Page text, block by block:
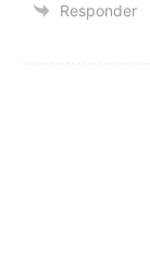
Responder